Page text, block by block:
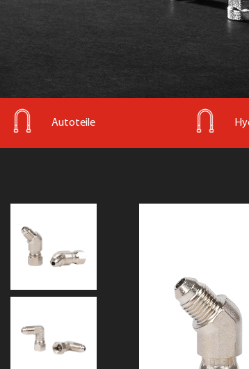
Autoteile